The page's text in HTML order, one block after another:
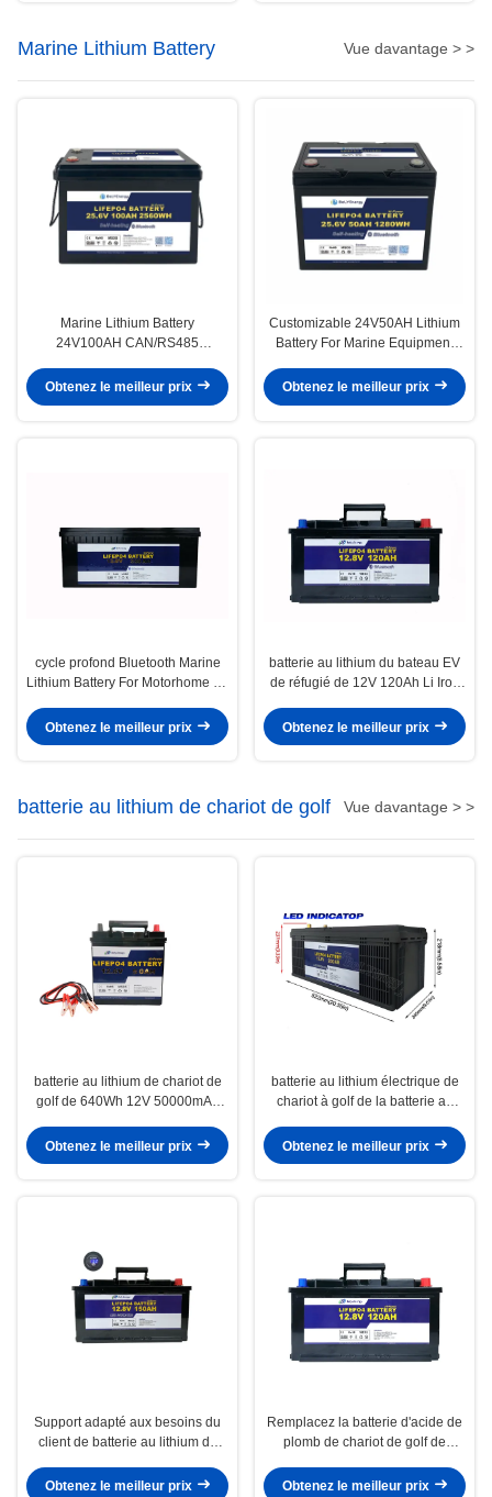
Marine Lithium Battery Vue davantage > >
Marine Lithium Battery
24V100AH CAN/RS485
Applications And Vessels
Obtenez le meilleur prix
Customizable 24V50AH Lithium
Battery For Marine Equipment
Weight
Obtenez le meilleur prix
cycle profond Bluetooth Marine
Lithium Battery For Motorhome de
Obtenez le meilleur prix
batterie au lithium du bateau EV
de réfugié de 12V 120Ah Li Iron
Obtenez le meilleur prix
batterie au lithium de chariot de golf Vue davantage > >
batterie au lithium de chariot de
golf de 640Wh 12V 50000mAh
Obtenez le meilleur prix
batterie au lithium électrique de
chariot à golf de la batterie au
200Ah LED
Obtenez le meilleur prix
Support adapté aux besoins du
client de batterie au lithium de
pour l'électronique domestique
Obtenez le meilleur prix
Remplacez la batterie d'acide de
plomb de chariot de golf de
Obtenez le meilleur prix